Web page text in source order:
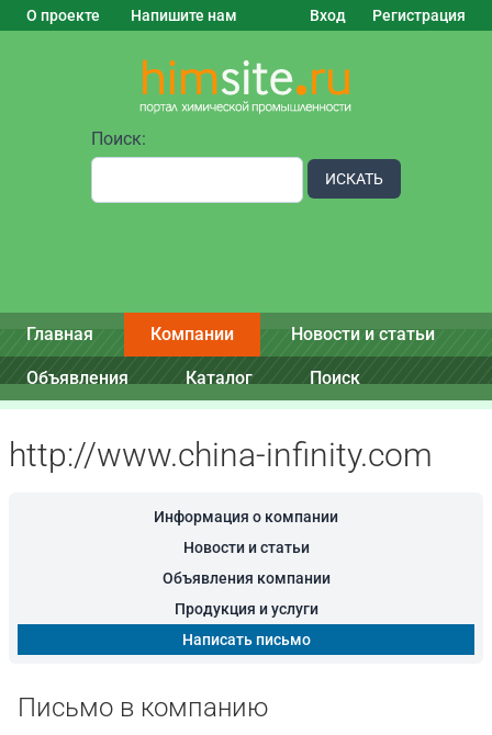
О проекте Напишите нам Вход Регистрация
Поиск:
ИСКАТЬ
Главная Компании Новости и статьи
Объявления Каталог Поиск
http://www.china-infinity.com
Информация о компании
Новости и статьи
Объявления компании
Продукция и услуги
Написать письмо
Письмо в компанию